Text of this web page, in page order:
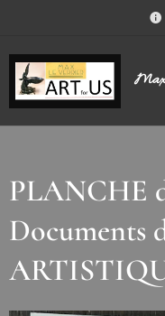
Max
PLANCHE
Documents